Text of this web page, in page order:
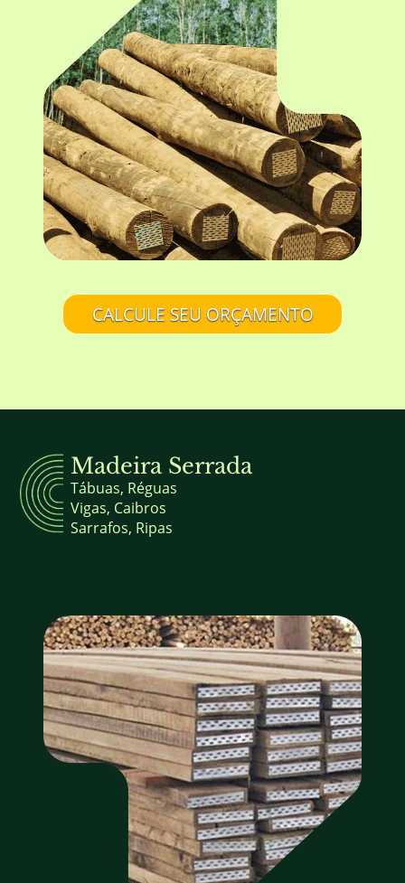
CALCULE SEU ORÇAMENTO
Madeira Serrada
Tábuas, Réguas
Vigas, Caibros
Sarrafos, Ripas